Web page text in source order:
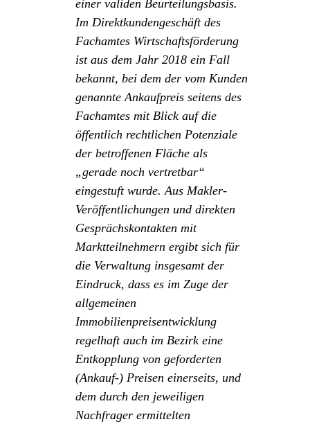
einer validen Beurteilungsbasis.
Im Direktkundengeschäft des
Fachamtes Wirtschaftsförderung
ist aus dem Jahr 2018 ein Fall
bekannt, bei dem der vom Kunden
genannte Ankaufpreis seitens des
Fachamtes mit Blick auf die
öffentlich rechtlichen Potenziale
der betroffenen Fläche als
„gerade noch vertretbar“
eingestuft wurde. Aus Makler-
Veröffentlichungen und direkten
Gesprächskontakten mit
Marktteilnehmern ergibt sich für
die Verwaltung insgesamt der
Eindruck, dass es im Zuge der
allgemeinen
Immobilienpreisentwicklung
regelhaft auch im Bezirk eine
Entkopplung von geforderten
(Ankauf-) Preisen einerseits, und
dem durch den jeweiligen
Nachfrager ermittelten